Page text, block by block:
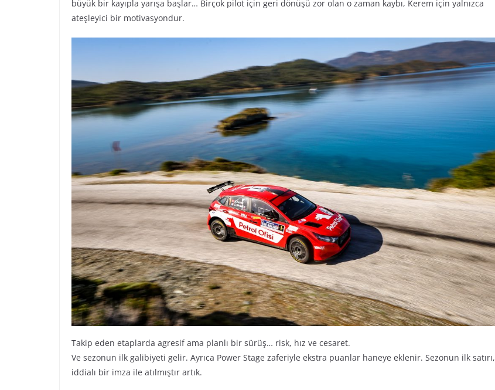
büyük bir kayıpla yarışa başlar… Birçok pilot için geri dönüşü zor olan o zaman kaybı, Kerem için yalnızca
ateşleyici bir motivasyondur.
Takip eden etaplarda agresif ama planlı bir sürüş… risk, hız ve cesaret.
Ve sezonun ilk galibiyeti gelir. Ayrıca Power Stage zaferiyle ekstra puanlar haneye eklenir. Sezonun ilk satırı,
iddialı bir imza ile atılmıştır artık.